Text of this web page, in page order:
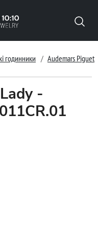
годинники Audemars Piguet
-